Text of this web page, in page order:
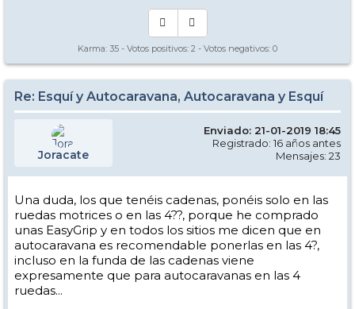
Karma: 35 - Votos positivos: 2 - Votos negativos: 0
Re: Esquí y Autocaravana, Autocaravana y Esquí
Joracate
Enviado: 21-01-2019 18:45
Registrado: 16 años antes
Mensajes: 23
Una duda, los que tenéis cadenas, ponéis solo en las
ruedas motrices o en las 4??, porque he comprado
unas EasyGrip y en todos los sitios me dicen que en
autocaravana es recomendable ponerlas en las 4?,
incluso en la funda de las cadenas viene
expresamente que para autocaravanas en las 4
ruedas...